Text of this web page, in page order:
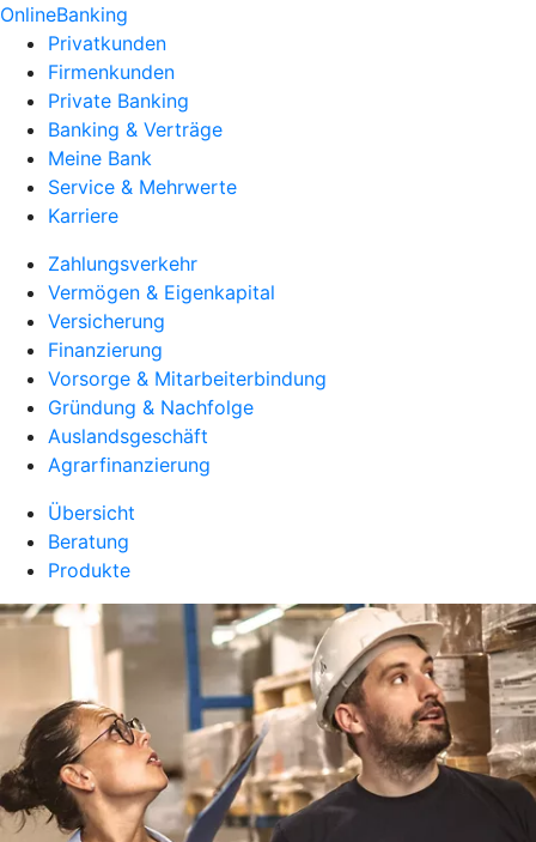
OnlineBanking
Privatkunden
Firmenkunden
Private Banking
Banking & Verträge
Meine Bank
Service & Mehrwerte
Karriere
Zahlungsverkehr
Vermögen & Eigenkapital
Versicherung
Finanzierung
Vorsorge & Mitarbeiterbindung
Gründung & Nachfolge
Auslandsgeschäft
Agrarfinanzierung
Übersicht
Beratung
Produkte